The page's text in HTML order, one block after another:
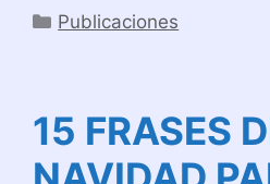
Categorías
Publicaciones
15 FRASES